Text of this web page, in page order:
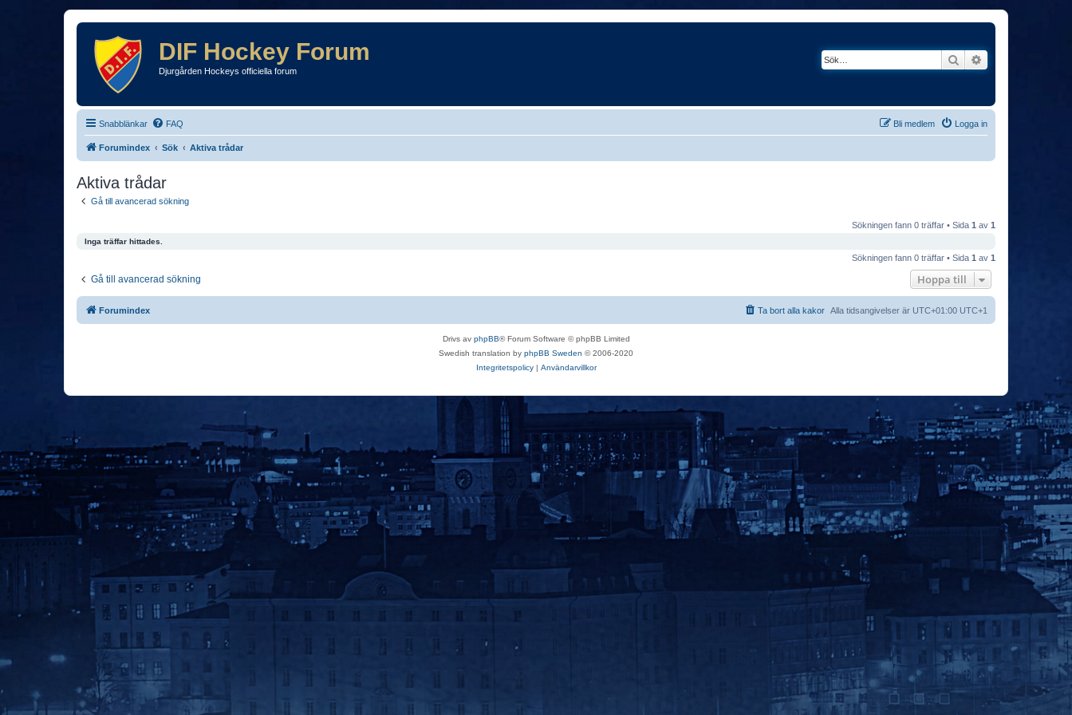
DIF Hockey Forum
Djurgården Hockeys officiella forum
Sök
Snabblänkar FAQ Logga in
Bli medlem
Forumindex Sök Aktiva trådar
Aktiva trådar
Gå till avancerad sökning
Sökningen fann 0 träffar • Sida 1 av 1
Inga träffar hittades.
Sökningen fann 0 träffar • Sida 1 av 1
Gå till avancerad sökning Hoppa till
Forumindex Alla tidsangivelser är UTC+01:00 UTC+1
Ta bort alla kakor
Drivs av phpBB® Forum Software © phpBB Limited
Swedish translation by phpBB Sweden © 2006-2020
Integritetspolicy| Användarvillkor